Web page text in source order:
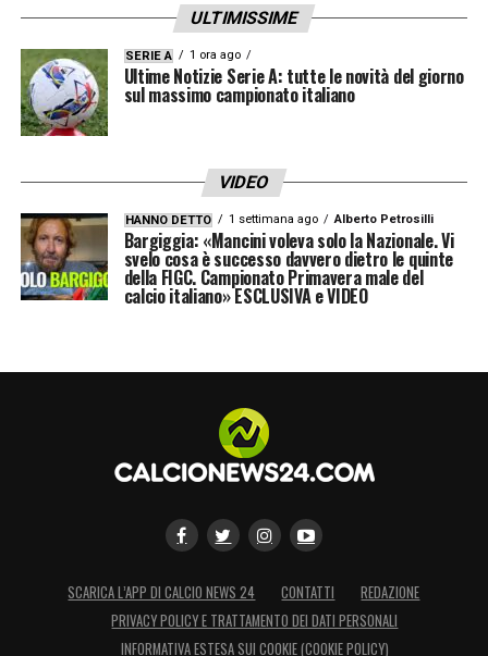
ULTIMISSIME
SERIE A 1 ora ago
Ultime Notizie Serie A: tutte le novità del giorno
sul massimo campionato italiano
VIDEO
HANNO DETTO 1 settimana ago Alberto Petrosilli
Bargiggia: «Mancini voleva solo la Nazionale. Vi
svelo cosa è successo davvero dietro le quinte
della FIGC. Campionato Primavera male del
calcio italiano» ESCLUSIVA e VIDEO
SCARICA L’APP DI CALCIO NEWS 24 CONTATTI
REDAZIONE
PRIVACY POLICY E TRATTAMENTO DEI DATI PERSONALI
INFORMATIVA ESTESA SUI COOKIE (COOKIE POLICY)